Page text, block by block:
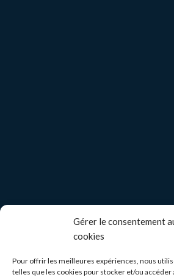
Gérer le consentement
cookies
Pour offrir les meilleures expériences, nous
telles que les cookies pour stocker et/ou